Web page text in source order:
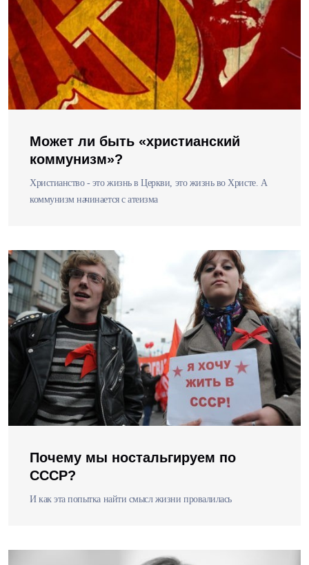
Может ли быть «христианский
коммунизм»?
Христианство - это жизнь в Церкви, это жизнь во Христе. А
коммунизм начинается с атеизма
Почему мы ностальгируем по
СССР?
И как эта попытка найти смысл жизни провалилась